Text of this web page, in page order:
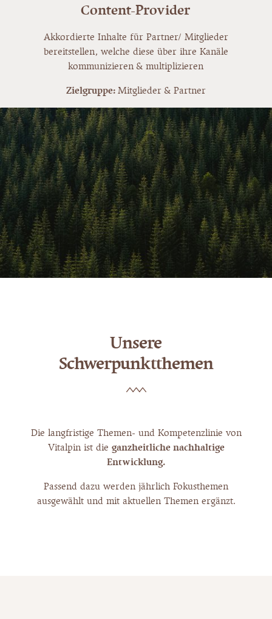
Content-Provider
Akkordierte Inhalte für Partner/ Mitglieder
bereitstellen, welche diese über ihre Kanäle
kommunizieren & multiplizieren
Zielgruppe: Mitglieder & Partner
Unsere
Schwerpunktthemen
Die langfristige Themen- und Kompetenzlinie von
Vitalpin ist die ganzheitliche nachhaltige
Entwicklung.
Passend dazu werden jährlich Fokusthemen
ausgewählt und mit aktuellen Themen ergänzt.